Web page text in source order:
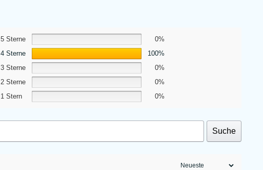
5 Sterne
0%
4 Sterne
100%
3 Sterne
0%
2 Sterne
0%
1 Stern
0%
Suche